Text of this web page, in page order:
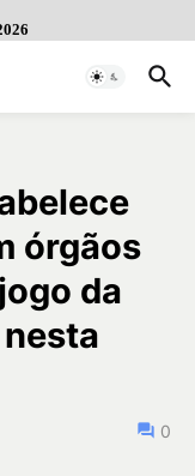
órgãos
da
0